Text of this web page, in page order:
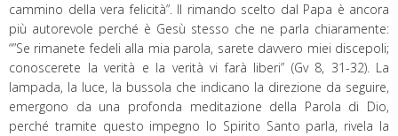
cammino della vera felicità”. Il rimando scelto dal Papa è ancora
più autorevole perché è Gesù stesso che ne parla chiaramente:
“”Se rimanete fedeli alla mia parola, sarete davvero miei discepoli;
conoscerete la verità e la verità vi farà liberi” (Gv 8, 31-32). La
lampada, la luce, la bussola che indicano la direzione da seguire,
emergono da una profonda meditazione della Parola di Dio,
perché tramite questo impegno lo Spirito Santo parla, rivela la